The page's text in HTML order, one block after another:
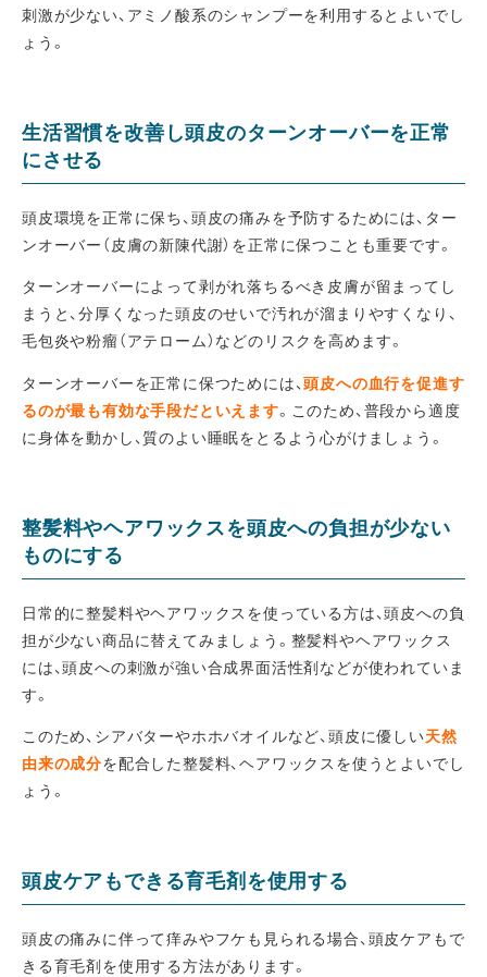
刺激が少ない、アミノ酸系のシャンプーを利用するとよいでし
ょう。
生活習慣を改善し頭皮のターンオーバーを正常
にさせる
頭皮環境を正常に保ち、頭皮の痛みを予防するためには、ター
ンオーバー（皮膚の新陳代謝）を正常に保つことも重要です。
ターンオーバーによって剥がれ落ちるべき皮膚が留まってし
まうと、分厚くなった頭皮のせいで汚れが溜まりやすくなり、
毛包炎や粉瘤（アテローム）などのリスクを高めます。
ターンオーバーを正常に保つためには、頭皮への血行を促進す
るのが最も有効な手段だといえます。このため、普段から適度
に身体を動かし、質のよい睡眠をとるよう心がけましょう。
整髪料やヘアワックスを頭皮への負担が少ない
ものにする
日常的に整髪料やヘアワックスを使っている方は、頭皮への負
担が少ない商品に替えてみましょう。整髪料やヘアワックス
には、頭皮への刺激が強い合成界面活性剤などが使われていま
す。
このため、シアバターやホホバオイルなど、頭皮に優しい天然
由来の成分を配合した整髪料、ヘアワックスを使うとよいでし
ょう。
頭皮ケアもできる育毛剤を使用する
頭皮の痛みに伴って痒みやフケも見られる場合、頭皮ケアもで
きる育毛剤を使用する方法があります。